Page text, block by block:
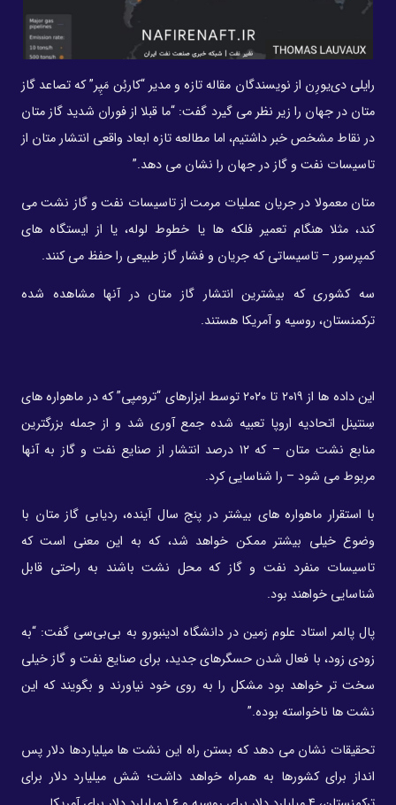
رایلی دی‌یورِن از نویسندگان مقاله تازه و مدیر “کاربُن مَپِر” که تصاعد گاز
متان در جهان را زیر نظر می گیرد گفت: “ما قبلا از فوران شدید گاز متان
در نقاط مشخص خبر داشتیم، اما مطالعه تازه ابعاد واقعی انتشار متان از
تاسیسات نفت و گاز در جهان را نشان می دهد.”
متان معمولا در جریان عملیات مرمت از تاسیسات نفت و گاز نشت می
کند، مثلا هنگام تعمیر فلکه ها یا خطوط لوله، یا از ایستگاه های
کمپرسور – تاسیساتی که جریان و فشار گاز طبیعی را حفظ می کنند.
سه کشوری که بیشترین انتشار گاز متان در آنها مشاهده شده
ترکمنستان، روسیه و آمریکا هستند.
این داده ها از ۲۰۱۹ تا ۲۰۲۰ توسط ابزارهای “ترومپی” که در ماهواره های
سِنتینل اتحادیه اروپا تعبیه شده جمع آوری شد و از جمله بزرگترین
منابع نشت متان – که ۱۲ درصد انتشار از صنایع نفت و گاز به آنها
مربوط می شود – را شناسایی کرد.
با استقرار ماهواره های بیشتر در پنج سال آینده، ردیابی گاز متان با
وضوع خیلی بیشتر ممکن خواهد شد، که به این معنی است که
تاسیسات منفرد نفت و گاز که محل نشت باشند به راحتی قابل
شناسایی خواهند بود.
پال پالمر استاد علوم زمین در دانشگاه ادینبورو به بی‌بی‌سی گفت: “به
زودی زود، با فعال شدن حسگرهای جدید، برای صنایع نفت و گاز خیلی
سخت تر خواهد بود مشکل را به روی خود نیاورند و بگویند که این
نشت ها ناخواسته بوده.”
تحقیقات نشان می دهد که بستن راه این نشت ها میلیاردها دلار پس
انداز برای کشورها به همراه خواهد داشت؛ شش میلیارد دلار برای